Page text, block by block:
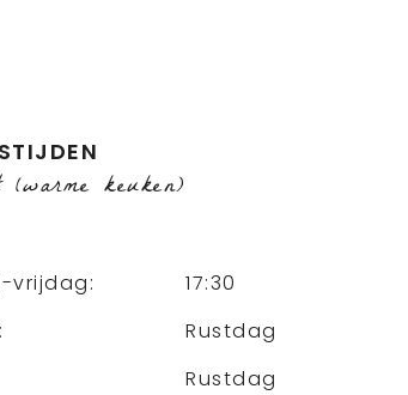
keuken)
vrijdag:
17:30
Rustdag
Rustdag